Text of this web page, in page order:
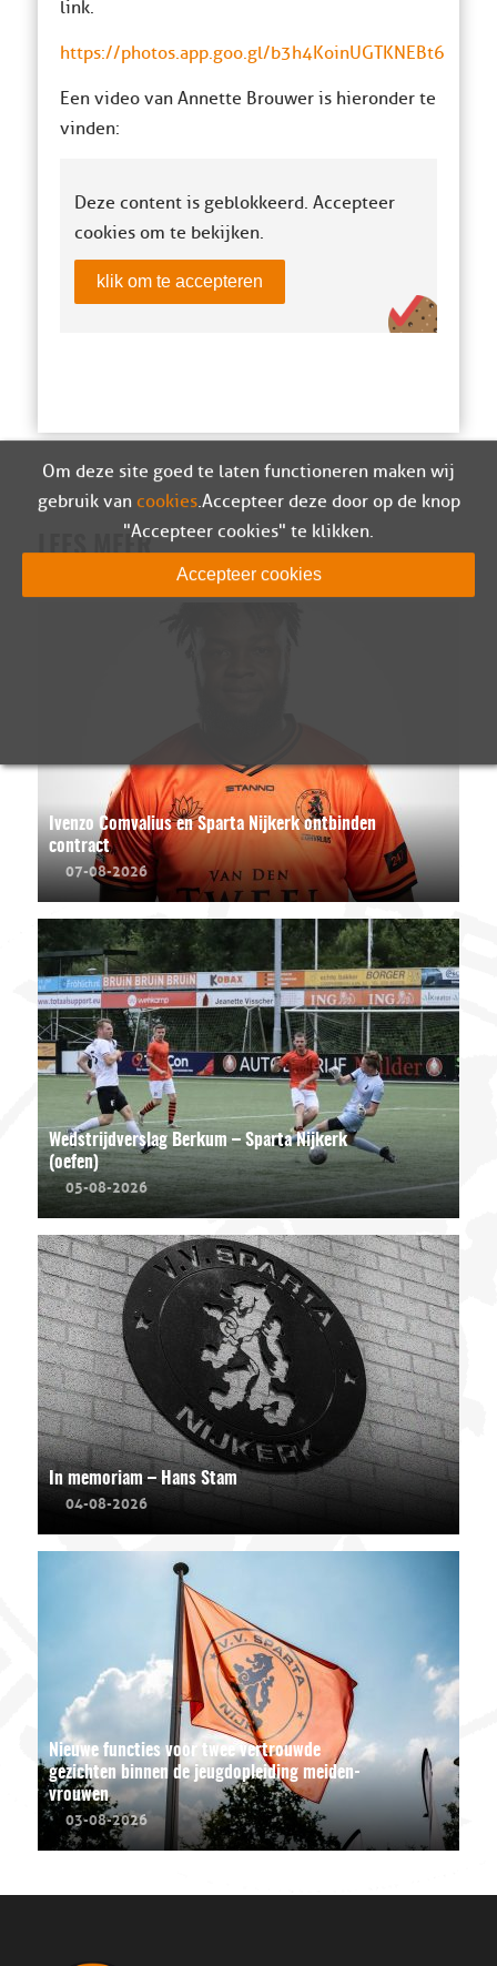
link.
https://photos.app.goo.gl/b3h4KoinUGTKNEBt6
Een video van Annette Brouwer is hieronder te
vinden:
Deze content is geblokkeerd. Accepteer
cookies om te bekijken.
klik om te accepteren
LEES MEER
Ivenzo Comvalius en Sparta Nijkerk ontbinden
contract
07-08-2026
Wedstrijdverslag Berkum – Sparta Nijkerk
(oefen)
05-08-2026
In memoriam – Hans Stam
04-08-2026
Nieuwe functies voor twee vertrouwde
gezichten binnen de jeugdopleiding meiden-
vrouwen
03-08-2026
Om deze site goed te laten functioneren maken wij
gebruik van cookies. Accepteer deze door op de knop
"Accepteer cookies" te klikken.
Accepteer cookies